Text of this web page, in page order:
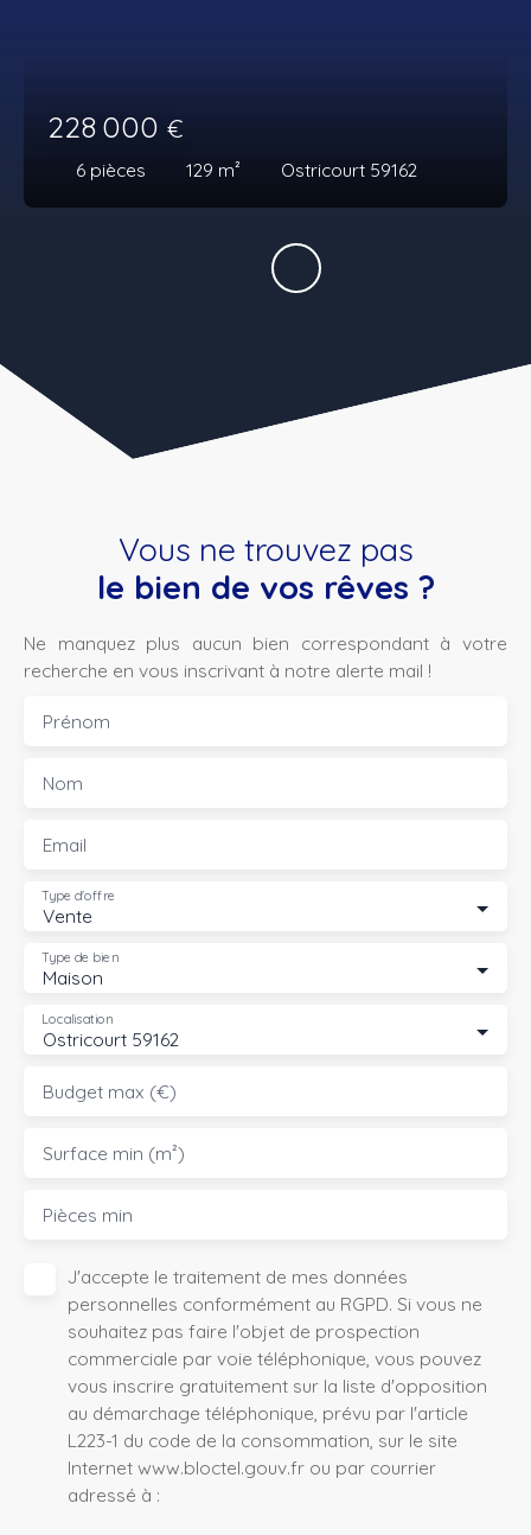
228 000 €
6 pièces 129 m² Ostricourt 59162
Vous ne trouvez pas
le bien de vos rêves ?
Ne manquez plus aucun bien correspondant à votre
recherche en vous inscrivant à notre alerte mail !
Prénom
Nom
Email
Vente
Type d'offre
Maison
Type de bien
Ostricourt 59162
Localisation
Budget max (€)
Surface min (m²)
Pièces min
J'accepte le traitement de mes données
personnelles conformément au RGPD. Si vous ne
souhaitez pas faire l'objet de prospection
commerciale par voie téléphonique, vous pouvez
vous inscrire gratuitement sur la liste d'opposition
au démarchage téléphonique, prévu par l'article
L223-1 du code de la consommation, sur le site
Internet www.bloctel.gouv.fr ou par courrier
adressé à :